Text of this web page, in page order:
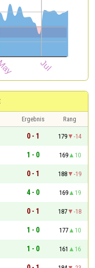
Ergebnis
Rang
0 - 1 179
-14
1 - 0 169
10
0 - 1 188
-19
4 - 0 169
19
0 - 1 187
-18
1 - 0 177
10
1 - 0 161
16